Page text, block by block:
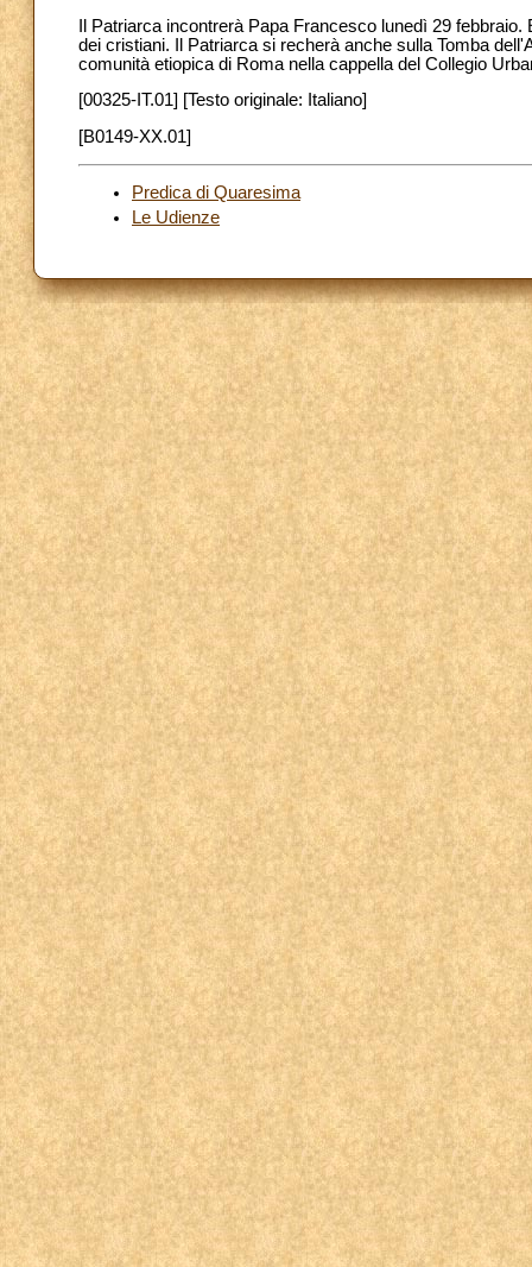
Il Patriarca incontrerà Papa Francesco lunedì 29
dei cristiani. Il Patriarca si recherà anche sulla Tomba
comunità etiopica di Roma nella cappella del Collegio
[00325-IT.01] [Testo originale: Italiano]
[B0149-XX.01]
Predica di Quaresima
Le Udienze